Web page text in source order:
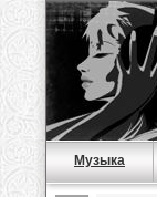
Музыка